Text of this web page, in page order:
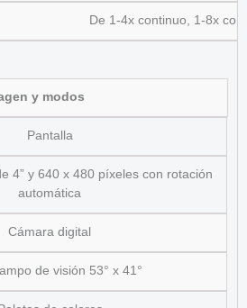
De 1-4x continuo, 1-8x
y modos
Pantalla
4” y 640 x 480 píxeles con rotación
automática
Cámara digital
de visión 53° x 41°